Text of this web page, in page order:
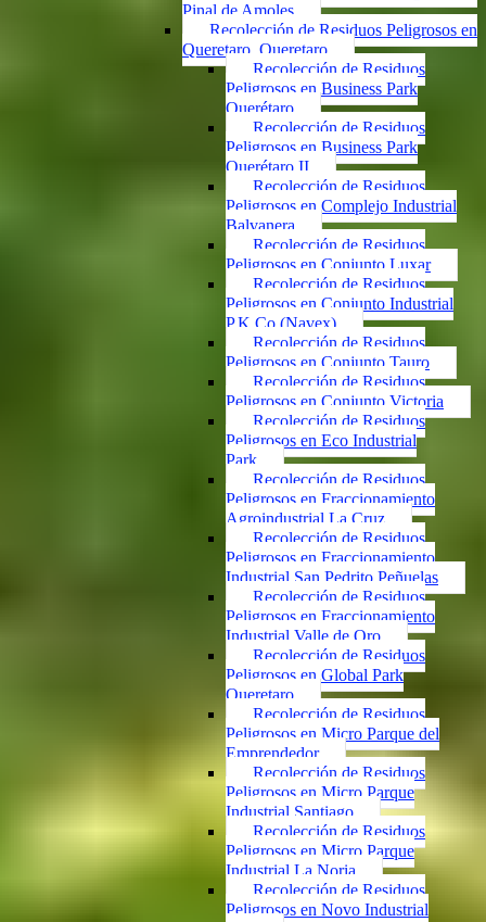
Pinal de Amoles
Recolección de Residuos Peligrosos en
Queretaro, Queretaro
Recolección de Residuos
Peligrosos en Business Park
Querétaro
Recolección de Residuos
Peligrosos en Business Park
Querétaro II
Recolección de Residuos
Peligrosos en Complejo Industrial
Balvanera
Recolección de Residuos
Peligrosos en Conjunto Luxar
Recolección de Residuos
Peligrosos en Conjunto Industrial
P.K.Co (Navex)
Recolección de Residuos
Peligrosos en Conjunto Tauro
Recolección de Residuos
Peligrosos en Conjunto Victoria
Recolección de Residuos
Peligrosos en Eco Industrial
Park
Recolección de Residuos
Peligrosos en Fraccionamiento
Agroindustrial La Cruz
Recolección de Residuos
Peligrosos en Fraccionamiento
Industrial San Pedrito Peñuelas
Recolección de Residuos
Peligrosos en Fraccionamiento
Industrial Valle de Oro
Recolección de Residuos
Peligrosos en Global Park
Queretaro
Recolección de Residuos
Peligrosos en Micro Parque del
Emprendedor
Recolección de Residuos
Peligrosos en Micro Parque
Industrial Santiago
Recolección de Residuos
Peligrosos en Micro Parque
Industrial La Noria
Recolección de Residuos
Peligrosos en Novo Industrial